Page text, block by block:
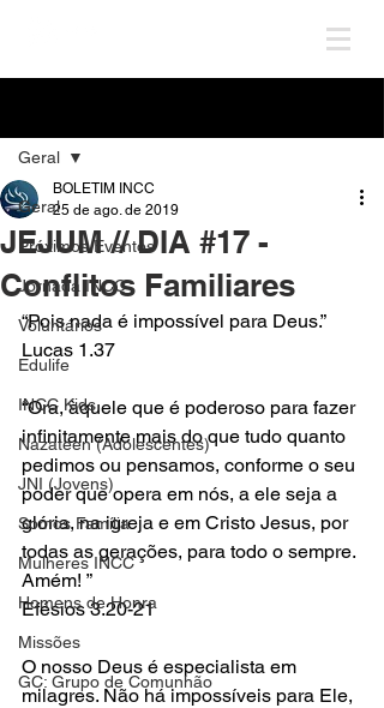
Geral
Próximos Eventos
Jornada INCC
Voluntários
Edulife
INCC Kids
Nazateen (Adolescentes)
JNI (Jovens)
Somos Família
Mulheres INCC
Homens de Honra
Missões
GC: Grupo de Comunhão
Geral
JEJUM // DIA #17 -
Conflitos Familiares
BOLETIM INCC
25 de ago. de 2019
“Pois nada é impossível para Deus.”
Lucas 1.37
“Ora, àquele que é poderoso para fazer
infinitamente mais do que tudo quanto
pedimos ou pensamos, conforme o seu
poder que opera em nós, a ele seja a
glória, na igreja e em Cristo Jesus, por
todas as gerações, para todo o sempre.
Amém! ”
Efésios 3.20-21
O nosso Deus é especialista em
milagres. Não há impossíveis para Ele,